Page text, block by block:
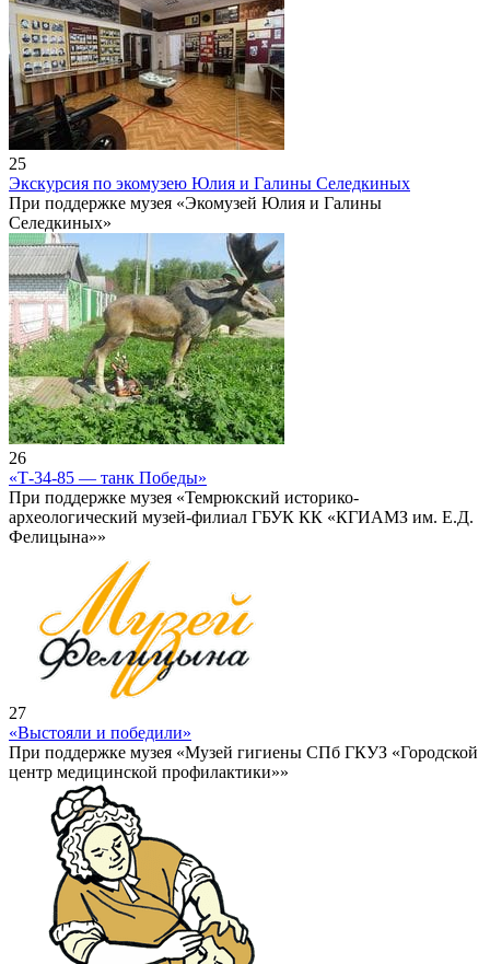
25
Экскурсия по экомузею Юлия и Галины Селедкиных
При поддержке музея «Экомузей Юлия и Галины
Селедкиных»
26
«Т-34-85 — танк Победы»
При поддержке музея «Темрюкский историко-
археологический музей-филиал ГБУК КК «КГИАМЗ им. Е.Д.
Фелицына»»
27
«Выстояли и победили»
При поддержке музея «Музей гигиены СПб ГКУЗ «Городской
центр медицинской профилактики»»